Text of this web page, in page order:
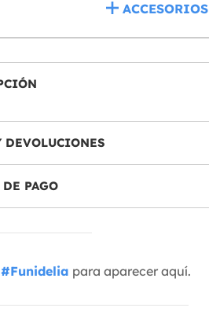
ACCESORIOS
DEVOLUCIONES
PAGO
#Funidelia para aparecer aquí.